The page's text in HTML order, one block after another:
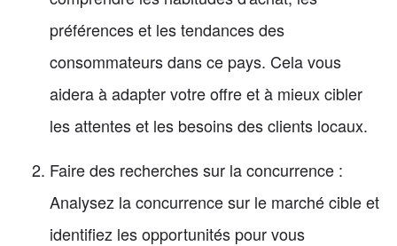
préférences et les tendances des
consommateurs dans ce pays. Cela vous
aidera à adapter votre offre et à mieux cibler
les attentes et les besoins des clients locaux.
Faire des recherches sur la concurrence :
Analysez la concurrence sur le marché cible et
identifiez les opportunités pour vous